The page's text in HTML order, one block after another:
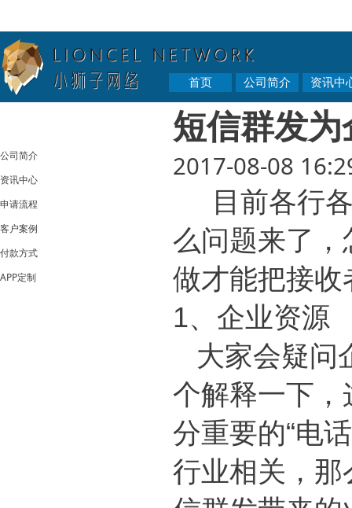
首页 公司简介 资讯中
公司简介
资讯中心
申请流程
客户案例
付款方式
APP定制
短信群发
2017-08-08
目前各行各
么问题来了
做才能把接
1、企业资源
大家会疑问
个解释一下
分重要的“电
行业相关，那